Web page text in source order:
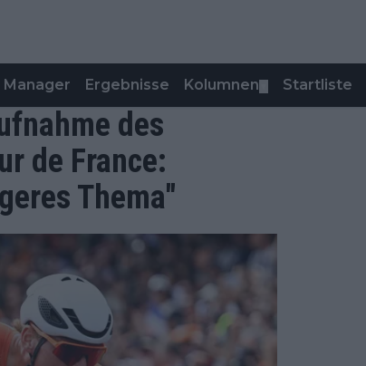
Ergebnisse Kolumnen Startliste
des
de France:
Thema"